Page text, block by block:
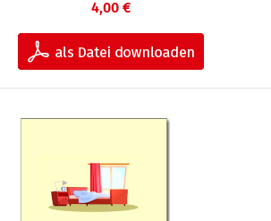
4,00 €